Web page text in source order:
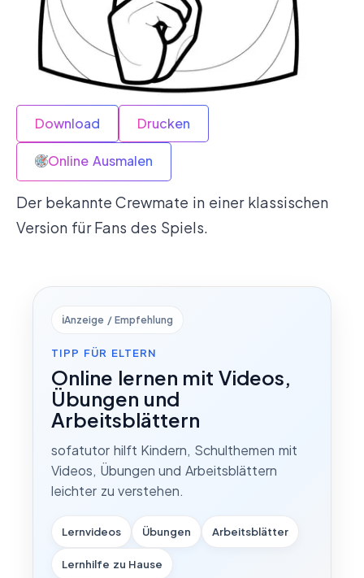
Download Drucken
Online Ausmalen
Der bekannte Crewmate in einer klassischen
Version für Fans des Spiels.
ℹ️Anzeige / Empfehlung
TIPP FÜR ELTERN
Online lernen mit Videos,
Übungen und
Arbeitsblättern
sofatutor hilft Kindern, Schulthemen mit
Videos, Übungen und Arbeitsblättern
leichter zu verstehen.
Lernvideos Übungen Arbeitsblätter
Lernhilfe zu Hause